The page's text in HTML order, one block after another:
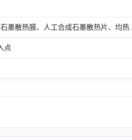
墨散热膜、人工合成石墨散热片、均热...
点